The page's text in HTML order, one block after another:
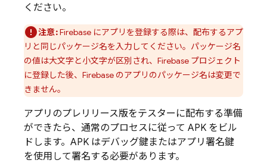
ください。
注意:Firebase にアプリを登録する際は、配布するアプ
リと同じパッケージ名を入力してください。パッケージ名
の値は大文字と小文字が区別され、Firebase プロジェクト
に登録した後、Firebase のアプリのパッケージ名は変更で
きません。
アプリのプレリリース版をテスターに配布する準備
ができたら、通常のプロセスに従って APK をビル
ドします。APK はデバッグ鍵またはアプリ署名鍵
を使用して署名する必要があります。